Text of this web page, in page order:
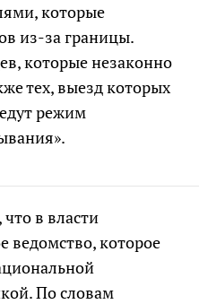
которые
из-за границы.
которые незаконно
тех, выезд которых
режим
, что в власти
ведомство, которое
По словам